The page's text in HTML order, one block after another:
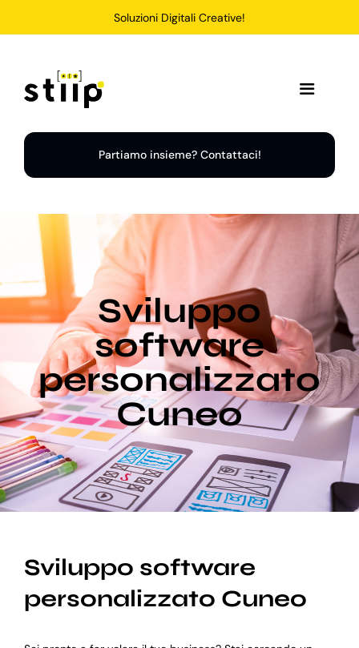
Soluzioni Digitali Creative!
Toggle
Home
Soluzioni
Chi Siamo
Portfolio
Blog
Supporto
Partiamo insieme? Contattaci!
Sviluppo
software
personalizzato
Cuneo
Sviluppo software
personalizzato Cuneo